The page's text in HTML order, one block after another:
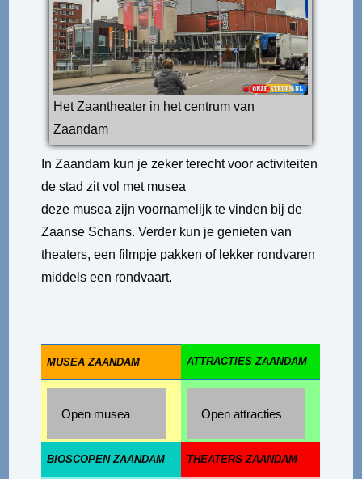
Het Zaantheater in het centrum van
Zaandam
In Zaandam kun je zeker terecht voor activiteiten
de stad zit vol met musea
deze musea zijn voornamelijk te vinden bij de
Zaanse Schans. Verder kun je genieten van
theaters, een filmpje pakken of lekker rondvaren
middels een rondvaart.
MUSEA ZAANDAM ATTRACTIES ZAANDAM
Open musea Open attracties
BIOSCOPEN ZAANDAM THEATERS ZAANDAM